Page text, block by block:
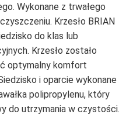
Wykonane z trwałego
Krzesło BRIAN
do klas lub
Krzesło zostało
optymalny komfort
i oparcie wykonane
polipropylenu, który
do utrzymania w czystości.